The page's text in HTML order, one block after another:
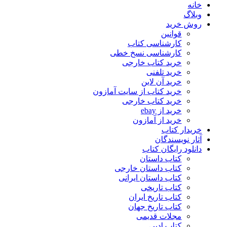
خانه
وبلاگ
روش خرید
قوانین
کارشناسی کتاب
کارشناسی نسخ خطی
خرید کتاب خارجی
خرید تلفنی
خرید آن لاین
خرید کتاب از سایت آمازون
خرید کتاب خارجی
خرید از ebay
خرید از آمازون
خریدار کتاب
آثار نویسندگان
دانلود رایگان کتاب
کتاب داستان
کتاب داستان خارجی
کتاب داستان ایرانی
کتاب تاریخی
کتاب تاریخ ایران
کتاب تاریخ جهان
مجلات قدیمی